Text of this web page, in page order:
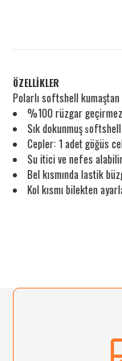
ÖZELLİKLER
Polarlı softshell kumaştan
%100 rüzgargeçirmez
Sık dokunmuşsoftshell
Cepler: 1 adet göğüs
Su itici ve nefes
Bel kısmında lastik
Kol kısmı bilekten
Ürün bilgilerinde